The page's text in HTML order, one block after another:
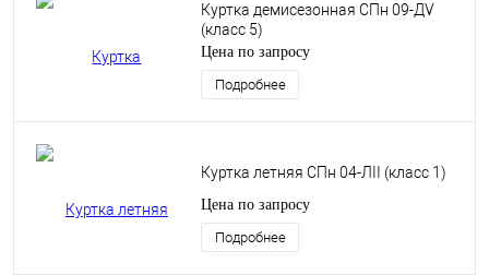
Куртка демисезонная СПн 09-ДV
(класс 5)
Цена по запросу
Подробнее
Куртка летняя СПн 04-ЛII (класс 1)
Цена по запросу
Подробнее